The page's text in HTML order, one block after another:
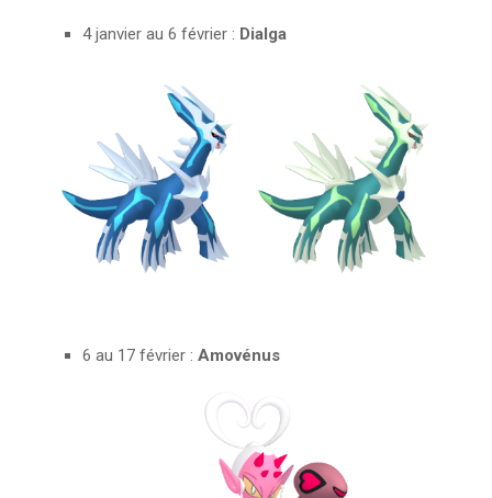
4 janvier au 6 février : Dialga
6 au 17 février : Amovénus